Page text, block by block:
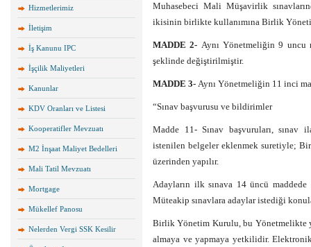
Hizmetlerimiz
İletişim
İş Kanunu IPC
İşçilik Maliyetleri
Kanunlar
KDV Oranları ve Listesi
Kooperatifler Mevzuatı
M2 İnşaat Maliyet Bedelleri
Mali Tatil Mevzuatı
Mortgage
Mükellef Panosu
Nelerden Vergi SSK Kesilir
Muhasebeci Mali Müşavirlik
ikisinin birlikte kullanımına Birlik
MADDE 2- Aynı Yönetmeliğin 9 uncu
şeklinde değiştirilmiştir.
MADDE 3- Aynı Yönetmeliğin 11 inci
“Sınav başvurusu ve bildirimler
Madde 11- Sınav başvuruları, sınav
istenilen belgeler eklenmek suretiyle;
üzerinden yapılır.
Adayların ilk sınava 14 üncü
Müteakip sınavlara adaylar istediği
Birlik Yönetim Kurulu, bu Yönetmelikte
almaya ve yapmaya yetkilidir.